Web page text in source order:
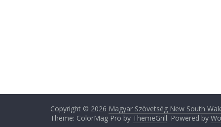
Copyright © 2026 Magyar Szövetség New South
Theme: ColorMag Pro by ThemeGrill. Powered by